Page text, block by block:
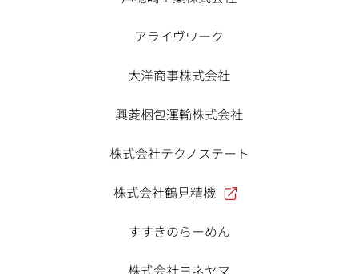
アライヴワーク
大洋商事株式会社
興菱梱包運輸株式会社
株式会社テクノステート
株式会社鶴見精機
すすきのらーめん
株式会社ヨネヤマ